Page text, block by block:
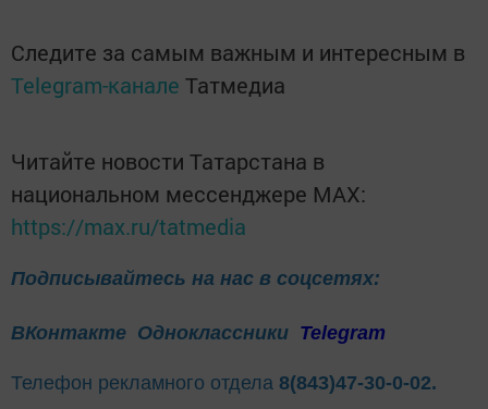
Следите за самым важным и интересным в
Telegram-канале Татмедиа
Читайте новости Татарстана в
национальном мессенджере MАХ:
https://max.ru/tatmedia
Подписывайтесь на нас в соцсетях:
ВКонтакте Одноклассники Telegram
Телефон рекламного отдела 8(843)47-30-0-02.